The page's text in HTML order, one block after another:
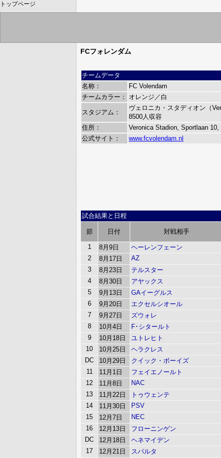
トップページ
FCフォレンダム
チームデータ
名称：
FC Volendam
チームカラー：
オレンジ／白
スタジアム：
ヴェロニカ・スタディオン（
8500人収容
住所：
Veronica Stadion, Sportlaan
公式サイト：
www.fcvolendam.nl
試合結果と日程
節 日付 対戦相手
1 8月9日
ヘーレンフェーン
2
8月17日
AZ
3
8月23日
テルスター
4
8月30日
アヤックス
5
9月13日
GAイーグルス
6
9月20日
エクセルシオール
7
9月27日
ズウォレ
8
10月4日
F･シタールト
9
10月18日
ユトレヒト
10
10月25日
ヘラクレス
DC
10月29日
クイック・ボーイズ
11
11月1日
フェイエノールト
12
11月8日
NAC
13
11月22日
トゥウェンテ
14
11月30日
PSV
15
12月7日
NEC
16
12月13日
フローニンゲン
DC
12月18日
ヘネマイデン
17
12月21日
スパルタ